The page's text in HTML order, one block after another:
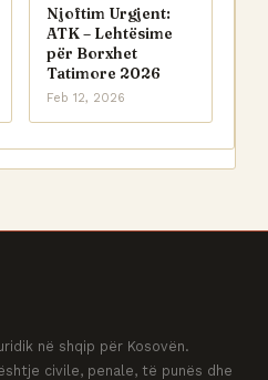
Njoftim Urgjent:
ATK – Lehtësime
për Borxhet
Tatimore 2026
Feb 12, 2026
në shqip për Kosovën.
civile, penale, të punës dhe